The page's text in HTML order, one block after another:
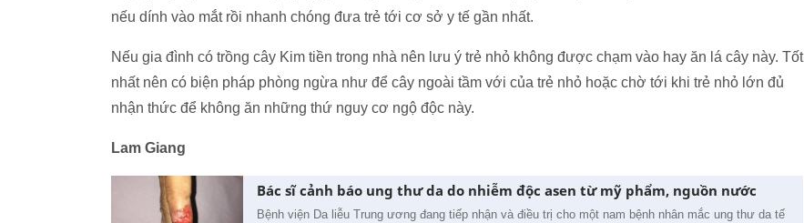
nếu dính vào mắt rồi nhanh chóng đưa trẻ tới cơ sở y tế gần nhất.
Nếu gia đình có trồng cây Kim tiền trong nhà nên lưu ý trẻ nhỏ không được chạm vào hay ăn lá cây này. Tốt
nhất nên có biện pháp phòng ngừa như để cây ngoài tầm với của trẻ nhỏ hoặc chờ tới khi trẻ nhỏ lớn đủ
nhận thức để không ăn những thứ nguy cơ ngộ độc này.
Lam Giang
Bác sĩ cảnh báo ung thư da do nhiễm độc asen từ mỹ phẩm, nguồn nước
Bệnh viện Da liễu Trung ương đang tiếp nhận và điều trị cho một nam bệnh nhân mắc ung thư da tế